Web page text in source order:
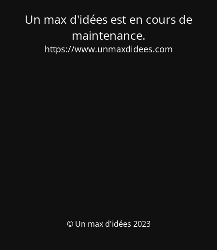
Un max d'idées est en cours de
maintenance.
https://www.unmaxdidees.com
© Un max d'idées 2023